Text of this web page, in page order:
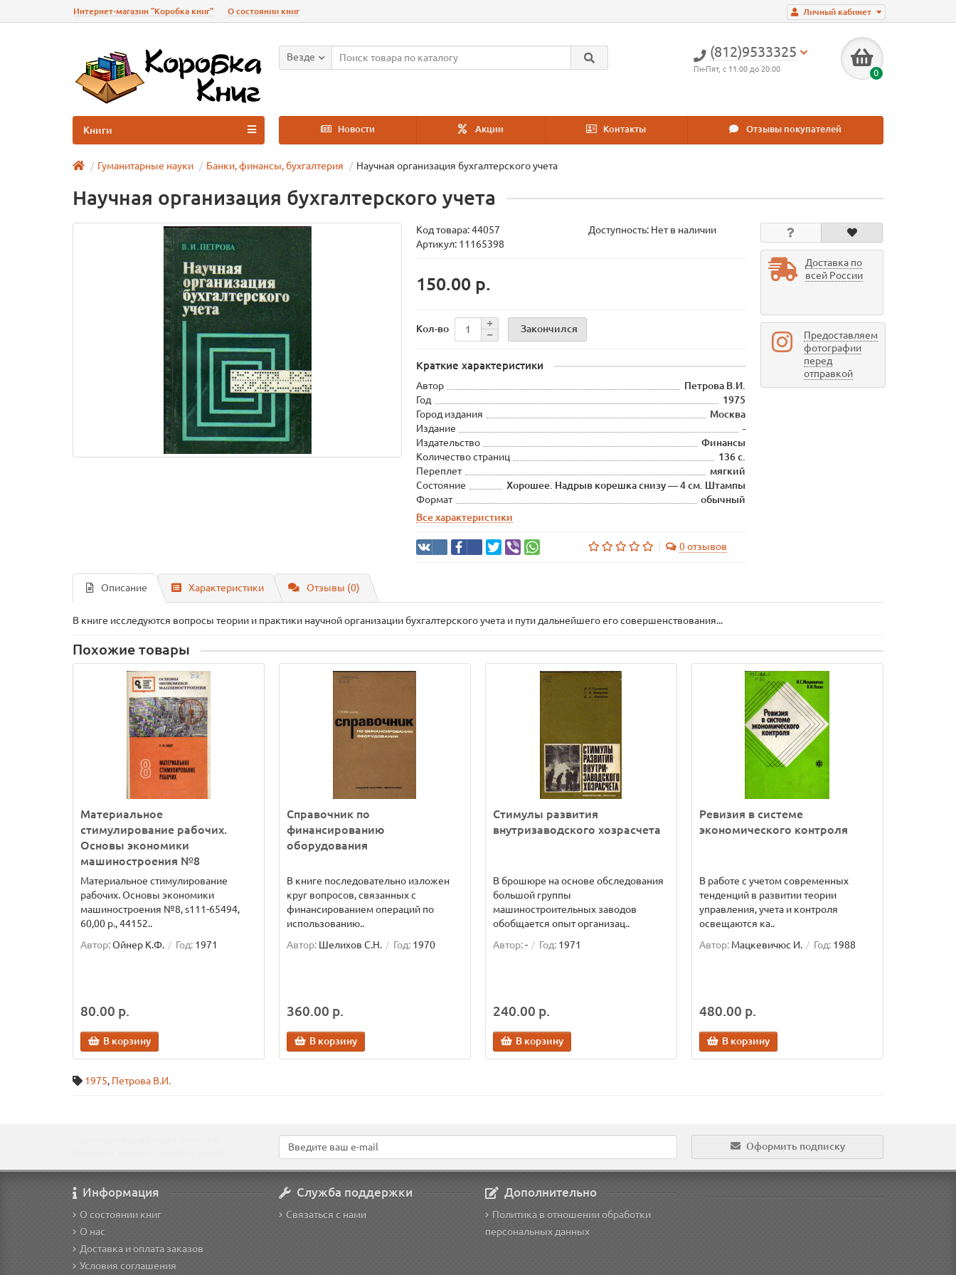
Личный кабинет
Интернет-магазин "Коробка книг" О состоянии книг
(812)9533325
Пн-Пят, с 11:00 до 20:00 0
Везде
Новости Акции Контакты Отзывы покупателей
Книги
Гуманитарные науки Банки, финансы, бухгалтерия Научная организация бухгалтерского учета
Научная организация бухгалтерского учета
Код товара:44057
Доступность: Нет в наличии
Артикул: 11165398
150.00 р.
Кол-во Закончился
Краткие характеристики
Автор
Петрова В.И.
Год
1975
Город издания
Москва
Издание
-
Издательство
Финансы
Количество страниц
136 с.
Переплет
мягкий
Состояние
Хорошее. Надрыв корешка снизу — 4 см. Штампы
Формат
обычный
Все характеристики
0 отзывов
Доставка по
всей России
Предоставляем
фотографии
перед
отправкой
Описание Характеристики Отзывы (0)
В книге исследуются вопросы теории и практики научной организации бухгалтерского учета и пути дальнейшего его совершенствования...
Похожие товары
Материальное
стимулирование рабочих.
Основы экономики
машиностроения №8
Материальное стимулирование
рабочих. Основы экономики
машиностроения №8, s111-65494,
60,00 р., 44152..
Автор:Ойнер К.Ф. Год: 1971
80.00 р.
В корзину
Справочник по
финансированию
оборудования
В книге последовательно изложен
круг вопросов, связанных с
финансированием операций по
использованию..
Автор: Шелихов С.Н. Год: 1970
360.00 р.
В корзину
Стимулы развития
внутризаводского хозрасчета
В брошюре на основе обследования
большой группы
машиностроительных заводов
обобщается опыт организац..
Автор:- Год: 1971
240.00 р.
В корзину
Ревизия в системе
экономического контроля
В работе с учетом современных
тенденций в развитии теории
управления, учета и контроля
освещаются ка..
Автор: Мацкевичюс И. Год: 1988
480.00 р.
В корзину
1975, Петрова В.И.
Оформить подписку
Информация
О состоянии книг
О нас
Доставка и оплата заказов
Условия соглашения
Служба поддержки
Связаться с нами
Дополнительно
Политика в отношении обработки
персональных данных